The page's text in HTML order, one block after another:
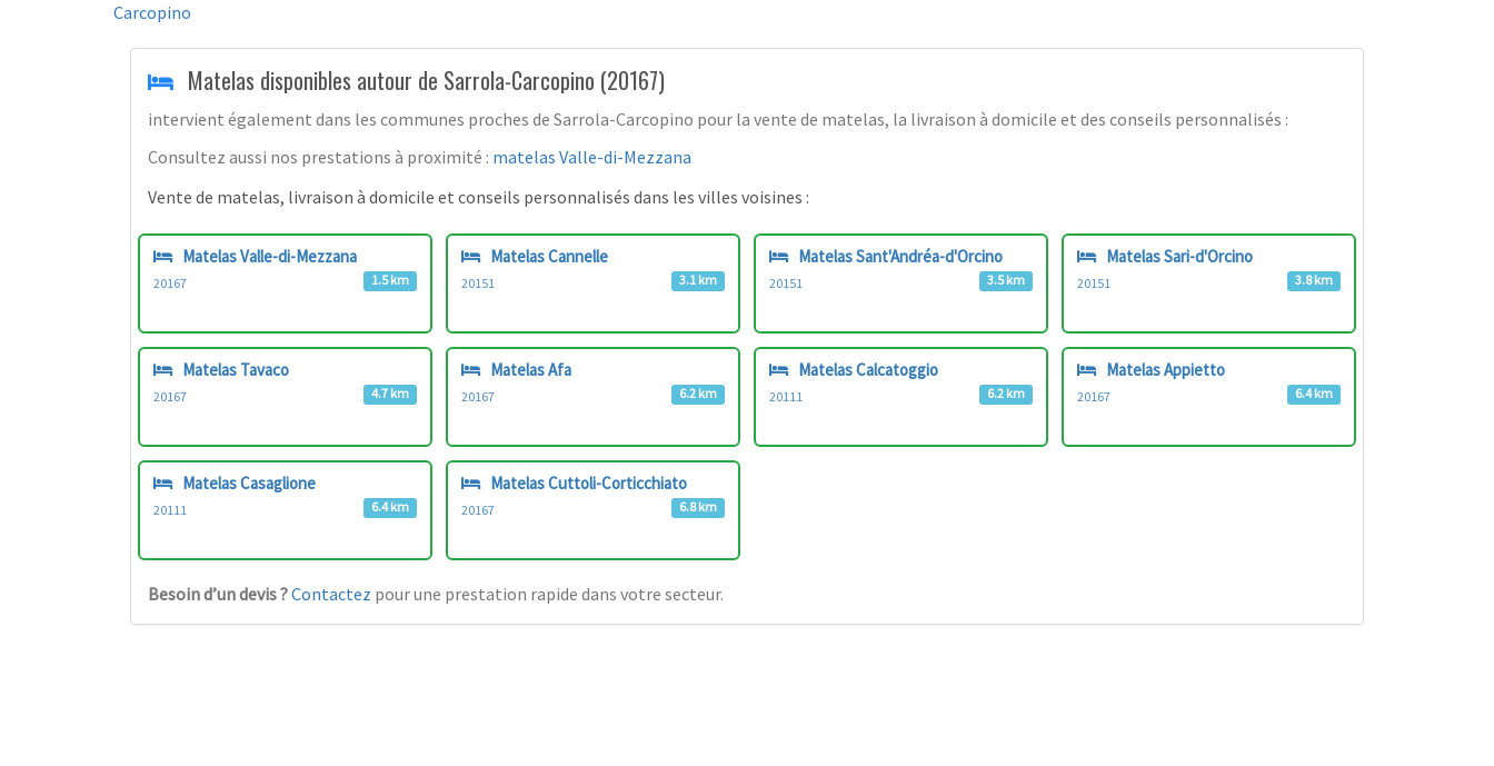
Carcopino
Matelas disponibles autour de Sarrola-Carcopino (20167)
intervient également dans les communes proches de Sarrola-Carcopino pour la vente de matelas, la livraison à domicile et des conseils personnalisés :
Consultez aussi nos prestations à proximité : matelas Valle-di-Mezzana
Vente de matelas, livraison à domicile et conseils personnalisés dans les villes voisines :
Matelas Valle-di-Mezzana
20167 1.5 km
Matelas Cannelle
20151 3.1 km
Matelas Sant'Andréa-d'Orcino
20151 3.5 km
Matelas Sari-d'Orcino
20151 3.8 km
Matelas Tavaco
20167 4.7 km
Matelas Afa
20167 6.2 km
Matelas Calcatoggio
20111 6.2 km
Matelas Appietto
20167 6.4 km
Matelas Casaglione
20111 6.4 km
Matelas Cuttoli-Corticchiato
20167 6.8 km
Besoin d’un devis ?Contactez pour une prestation rapide dans votre secteur.